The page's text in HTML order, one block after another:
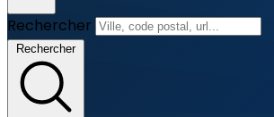
Rechercher
Rechercher